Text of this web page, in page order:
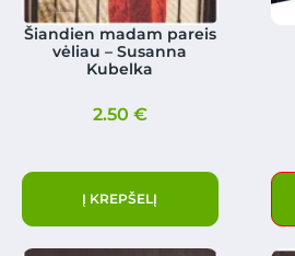
Šiandien madam pareis
vėliau – Susanna
Kubelka
2.50 €
Į KREPŠELĮ